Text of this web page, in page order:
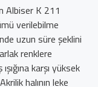
Albiser K 211
verilebilme
uzun süre şeklini
renklere
karşı yüksek
halının leke